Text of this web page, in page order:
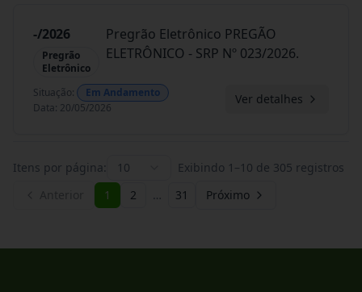
-/2026
Pregrão
Eletrônico
Pregrão Eletrônico PREGÃO
ELETRÔNICO - SRP Nº 023/2026.
Situação:
Em Andamento
Data: 20/05/2026
Ver detalhes
Itens por página: 10 Exibindo 1 –10 de 305 registros
1 2 … 31 Próximo